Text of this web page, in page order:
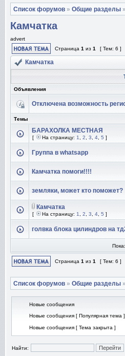
Список форумов » Общие разделы »
Камчатка
advert
Страница 1 из 1 [ Тем: 6 ]
Камчатка
Объявления
Отключена возможность
Темы
БАРАХОЛКА МЕСТНАЯ
[ На страницу: 1 2 3 4 5 ]
Группа в whatsapp
Камчатка помоги!!!!
земляки, может кто поможет?
Камчатка
[ На страницу: 1 2 3 4 5 ]
голвка блока цилиндров на
Страница 1 из 1 [ Тем: 6 ]
Список форумов » Общие разделы »
Новые сообщения
Новые сообщения [ Популярная тема ]
Новые сообщения [ Тема закрыта ]
Найти: